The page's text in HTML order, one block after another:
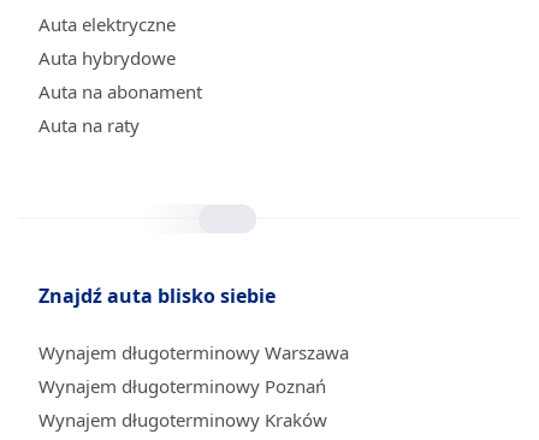
Auta elektryczne
Auta hybrydowe
Auta na abonament
Auta na raty
Znajdź auta blisko siebie
Wynajem długoterminowy Warszawa
Wynajem długoterminowy Poznań
Wynajem długoterminowy Kraków